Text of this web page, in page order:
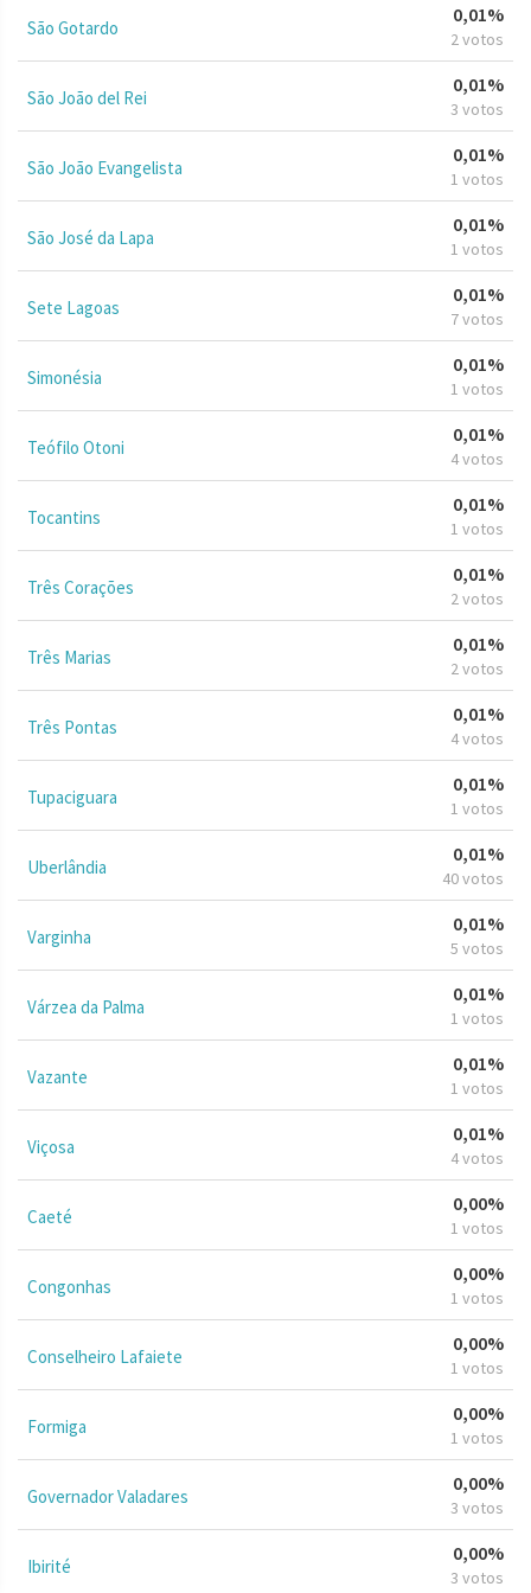
São Gotardo
0,01%
2 votos
São João del Rei
0,01%
3 votos
São João Evangelista
0,01%
1 votos
São José da Lapa
0,01%
1 votos
Sete Lagoas
0,01%
7 votos
Simonésia
0,01%
1 votos
Teófilo Otoni
0,01%
4 votos
Tocantins
0,01%
1 votos
Três Corações
0,01%
2 votos
Três Marias
0,01%
2 votos
Três Pontas
0,01%
4 votos
Tupaciguara
0,01%
1 votos
Uberlândia
0,01%
40 votos
Varginha
0,01%
5 votos
Várzea da Palma
0,01%
1 votos
Vazante
0,01%
1 votos
Viçosa
0,01%
4 votos
Caeté
0,00%
1 votos
Congonhas
0,00%
1 votos
Conselheiro Lafaiete
0,00%
1 votos
Formiga
0,00%
1 votos
Governador Valadares
0,00%
3 votos
Ibirité
0,00%
3 votos